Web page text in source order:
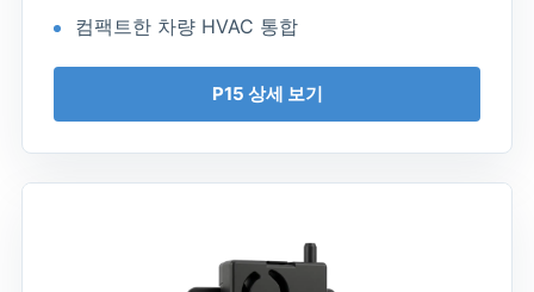
컴팩트한 차량 HVAC 통합
P15 상세 보기